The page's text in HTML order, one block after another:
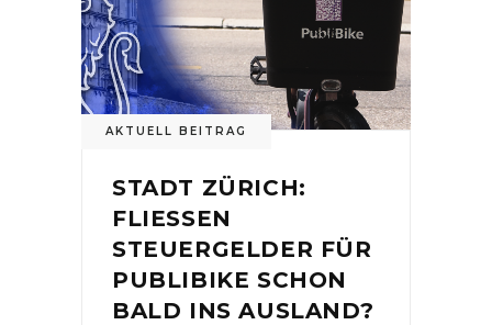
AKTUELL BEITRAG
STADT ZÜRICH:
FLIESSEN
STEUERGELDER FÜR
PUBLIBIKE SCHON
BALD INS AUSLAND?